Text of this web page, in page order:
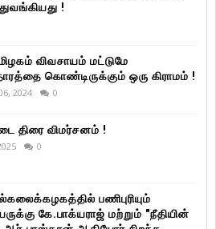
!
விவசாயம் மட்டுமே
கொண்டிருக்கும் ஒரு கிராமம் !
2024 0
திரை விமர்சனம் !
0
பணிபுரியும்
கே.பாக்யராஜ் மற்றும் "நீதியின்